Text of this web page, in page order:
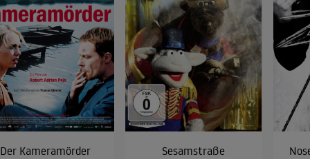
2009 Soul Kitchen
KOMÖDIE
2008 Die Welt ist groß und Rettung
TRAGIKOMÖDIE
Der Kameramörder
Sesamstraße